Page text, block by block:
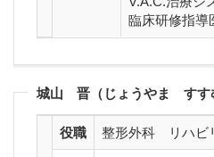
臨床研修指導
城山 晋（じょうやま すす
役職 整形外科 リハビ